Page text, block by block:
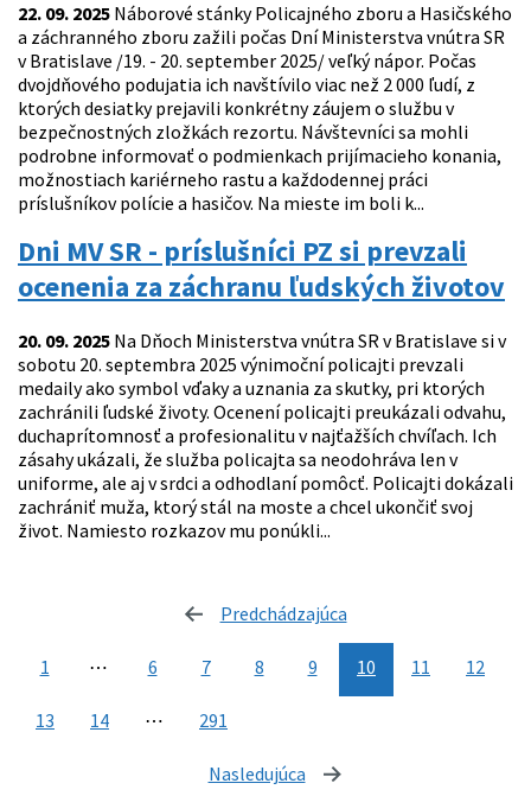
22. 09. 2025 Náborové stánky Policajného zboru a Hasičského
a záchranného zboru zažili počas Dní Ministerstva vnútra SR
v Bratislave /19. - 20. september 2025/ veľký nápor. Počas
dvojdňového podujatia ich navštívilo viac než 2 000 ľudí, z
ktorých desiatky prejavili konkrétny záujem o službu v
bezpečnostných zložkách rezortu. Návštevníci sa mohli
podrobne informovať o podmienkach prijímacieho konania,
možnostiach kariérneho rastu a každodennej práci
príslušníkov polície a hasičov. Na mieste im boli k...
Dni MV SR - príslušníci PZ si prevzali
ocenenia za záchranu ľudských životov
20. 09. 2025 Na Dňoch Ministerstva vnútra SR v Bratislave si v
sobotu 20. septembra 2025 výnimoční policajti prevzali
medaily ako symbol vďaky a uznania za skutky, pri ktorých
zachránili ľudské životy. Ocenení policajti preukázali odvahu,
duchaprítomnosť a profesionalitu v najťažších chvíľach. Ich
zásahy ukázali, že služba policajta sa neodohráva len v
uniforme, ale aj v srdci a odhodlaní pomôcť. Policajti dokázali
zachrániť muža, ktorý stál na moste a chcel ukončiť svoj
život. Namiesto rozkazov mu ponúkli...
Predchádzajúca
1 ⋯ 6 7 8 9 10 11 12
13 14 ⋯ 291
Nasledujúca stránka